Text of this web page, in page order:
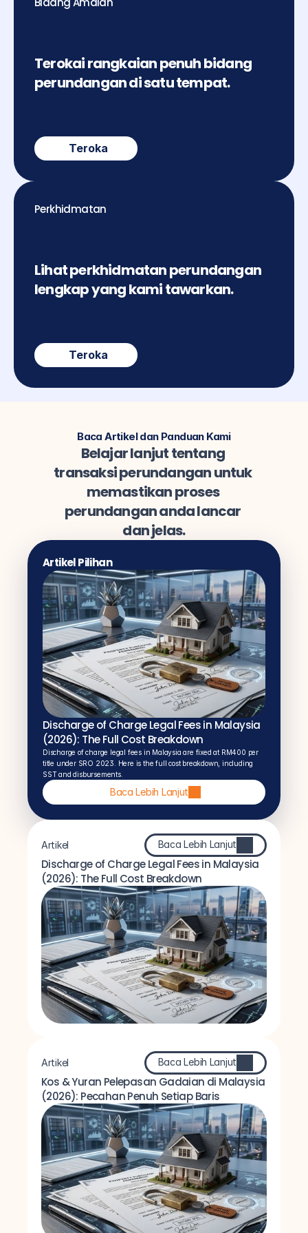
Terokai rangkaian penuh bidang
perundangan di satu tempat.
Teroka
Perkhidmatan
Lihat perkhidmatan perundangan
lengkap yang kami tawarkan.
Teroka
Baca Artikel dan Panduan Kami
Belajar lanjut tentang
transaksi perundangan untuk
memastikan proses
perundangan anda lancar
dan jelas.
Artikel Pilihan
Discharge of Charge Legal Fees in Malaysia
(2026): The Full Cost Breakdown
Discharge of charge legal fees in Malaysia are fixed at RM400 per
title under SRO 2023. Here is the full cost breakdown, including
SST and disbursements.
Baca Lebih Lanjut
Artikel Baca Lebih Lanjut
Discharge of Charge Legal Fees in Malaysia
(2026): The Full Cost Breakdown
Artikel Baca Lebih Lanjut
Kos & Yuran Pelepasan Gadaian di Malaysia
(2026): Pecahan Penuh Setiap Baris